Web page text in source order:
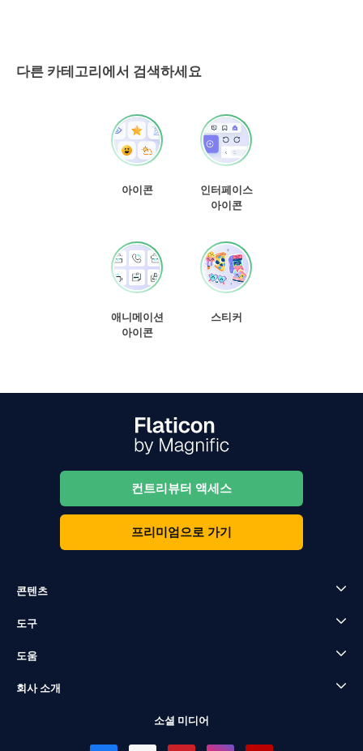
다른 카테고리에서 검색하세요
아이콘
인터페이스
아이콘
애니메이션
아이콘
스티커
컨트리뷰터 액세스
프리미엄으로 가기
콘텐츠
도구
도움
회사 소개
소셜 미디어